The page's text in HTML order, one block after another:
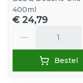
400ml
€ 24,79
Bestel